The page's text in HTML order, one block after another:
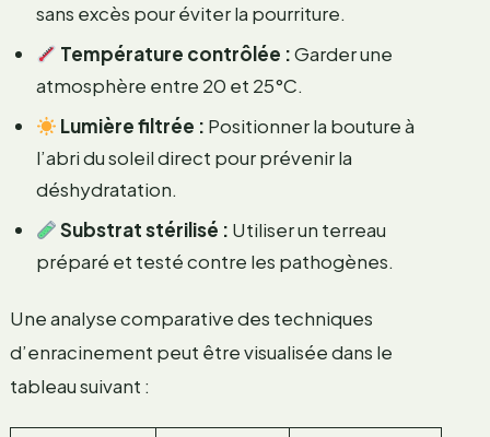
sans excès pour éviter la pourriture.
Température contrôlée :Garder une
atmosphère entre 20 et 25°C.
Lumière filtrée : Positionner la bouture à
l’abri du soleil direct pour prévenir la
déshydratation.
Substrat stérilisé : Utiliser un terreau
préparé et testé contre les pathogènes.
Une analyse comparative des techniques
d’enracinement peut être visualisée dans le
tableau suivant :